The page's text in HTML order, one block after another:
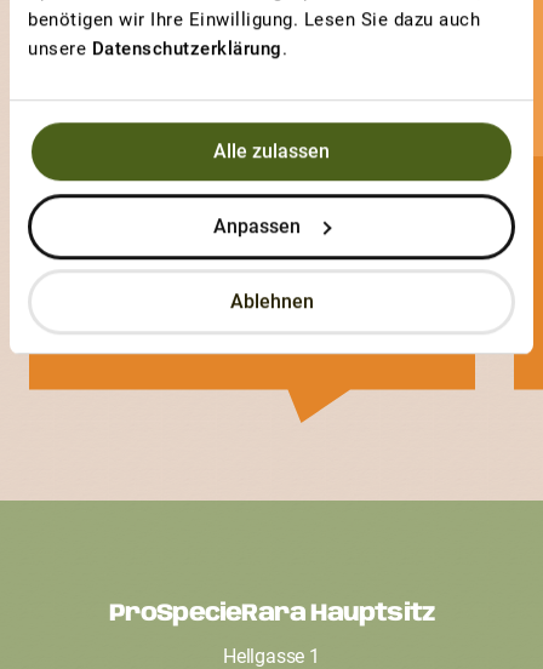
benötigen wir Ihre Einwilligung. Lesen Sie dazu auch
unsere Datenschutzerklärung.
Alle zulassen
Anpassen
Ablehnen
RitaV
0 Sorten
3 Votes
ProSpecieRara Hauptsitz
Hellgasse 1